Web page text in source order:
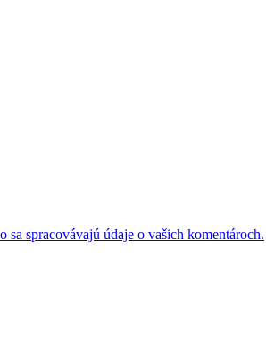
sa spracovávajú údaje o vašich komentároch.